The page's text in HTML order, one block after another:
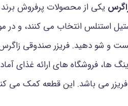
یکی از محصولات پرفروش برند
استنلس انتخاب می کنند، و در
و شو دهید. فریزر صندوقی زاگرس
ها، فروشگاه های ارائه غذای
می باشد. این قطعه کمک می